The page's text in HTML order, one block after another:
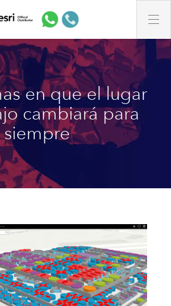
en que el lugar
cambiará para
siempre